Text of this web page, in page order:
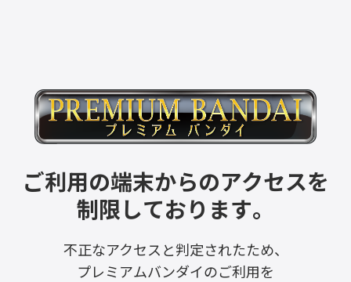
ご利用の端末からのアクセスを
制限しております。
不正なアクセスと判定されたため、
プレミアムバンダイのご利用を